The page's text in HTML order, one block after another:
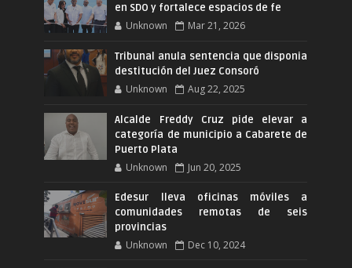
en SDO y fortalece espacios de fe
Unknown Mar 21, 2026
Tribunal anula sentencia que disponia
destitución del Juez Consoró
Unknown Aug 22, 2025
Alcalde Freddy Cruz pide elevar a
categoría de municipio a Cabarete de
Puerto Plata
Unknown Jun 20, 2025
Edesur lleva oficinas móviles a
comunidades remotas de seis
provincias
Unknown Dec 10, 2024